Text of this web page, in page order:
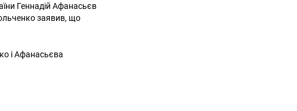
Геннадій Афанасьєв
заявив, що
і Афанасьєва